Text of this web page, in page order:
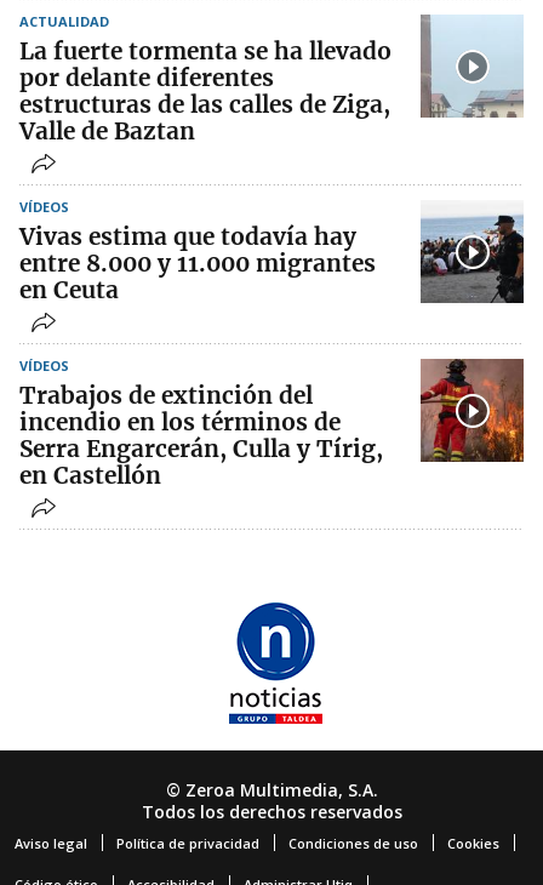
ACTUALIDAD
La fuerte tormenta se ha llevado
por delante diferentes
estructuras de las calles de Ziga,
Valle de Baztan
VÍDEOS
Vivas estima que todavía hay
entre 8.000 y 11.000 migrantes
en Ceuta
VÍDEOS
Trabajos de extinción del
incendio en los términos de
Serra Engarcerán, Culla y Tírig,
en Castellón
© Zeroa Multimedia, S.A.
Todos los derechos reservados
Aviso legal Política de privacidad Condiciones de uso Cookies